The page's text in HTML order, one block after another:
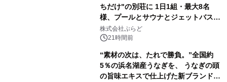
ちだけ"の別荘に 1日1組・最大8名
様、プールとサウナとジェットバス付
きで Villa Mon Temps AWAJIの連泊
素泊りプラン
株式会社ぷらど
21時間前
“素材の次は、たれで勝負。”全国約
5％の浜名湖産うなぎを、 うなぎの頭
の旨味エキスで仕上げた新ブランド